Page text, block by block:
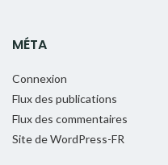
MÉTA
Connexion
Flux des publications
Flux des commentaires
Site de WordPress-FR